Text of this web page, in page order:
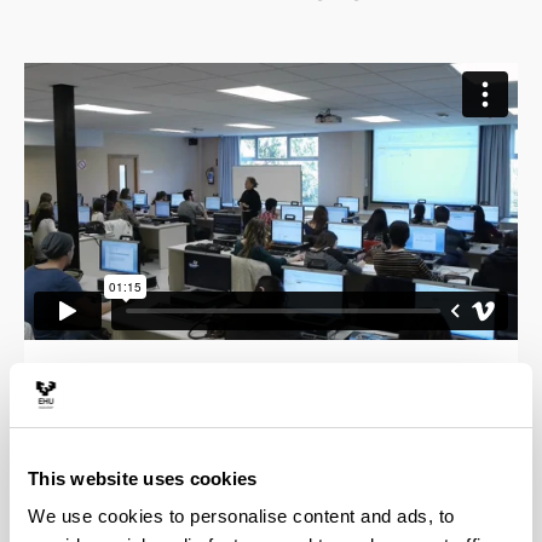
This website uses cookies
We use cookies to personalise content and ads, to
Tributuak –zergak bereziki– sarrera iturri nagusia
dira sektore publikoarentzat, ezinbesteko
baliabideak unibertsitateak, ospitaleak, errepideak,
jarduera maila guztietan (estatua, autonomia
erkidegoa, udalerria, etab.) arautzen duen lege eta